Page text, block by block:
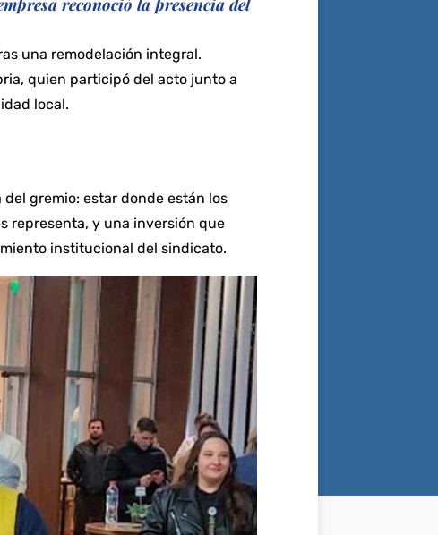
e
o
o
te
s
p
p
gr
m
l
una remodelación integral.
quien participó del acto junto a
local.
gremio: estar donde están los
representa, y una inversión que
institucional del sindicato.